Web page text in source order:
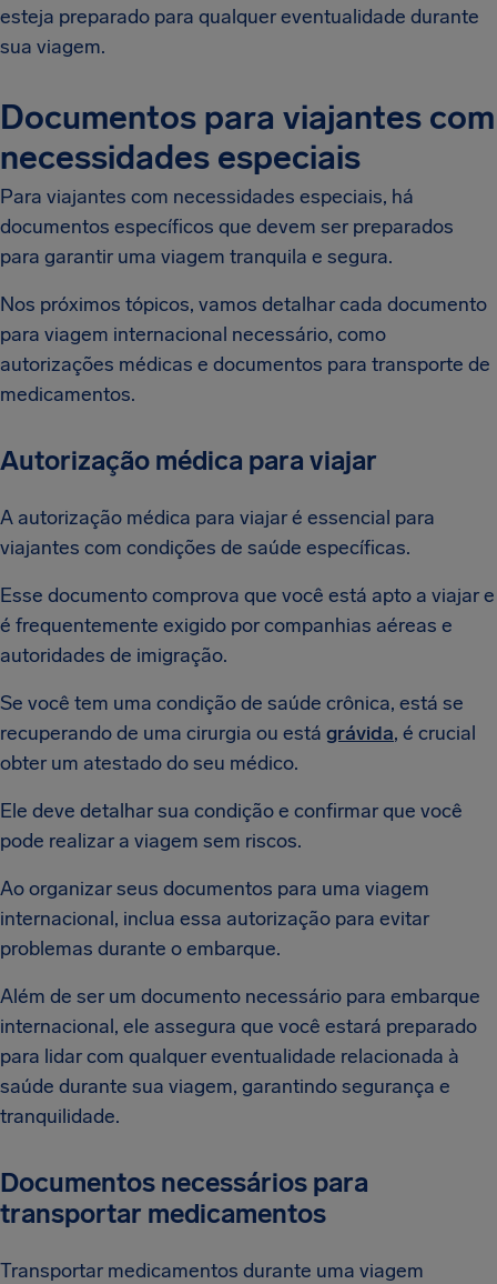
esteja preparado para qualquer eventualidade durante
sua viagem.
Documentos para viajantes com
necessidades especiais
Para viajantes com necessidades especiais, há
documentos específicos que devem ser preparados
para garantir uma viagem tranquila e segura.
Nos próximos tópicos, vamos detalhar cada documento
para viagem internacional necessário, como
autorizações médicas e documentos para transporte de
medicamentos.
Autorização médica para viajar
A autorização médica para viajar é essencial para
viajantes com condições de saúde específicas.
Esse documento comprova que você está apto a viajar e
é frequentemente exigido por companhias aéreas e
autoridades de imigração.
Se você tem uma condição de saúde crônica, está se
recuperando de uma cirurgia ou está grávida, é crucial
obter um atestado do seu médico.
Ele deve detalhar sua condição e confirmar que você
pode realizar a viagem sem riscos.
Ao organizar seus documentos para uma viagem
internacional, inclua essa autorização para evitar
problemas durante o embarque.
Além de ser um documento necessário para embarque
internacional, ele assegura que você estará preparado
para lidar com qualquer eventualidade relacionada à
saúde durante sua viagem, garantindo segurança e
tranquilidade.
Documentos necessários para
transportar medicamentos
Transportar medicamentos durante uma viagem